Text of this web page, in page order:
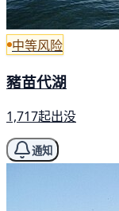
中等风险
豬苗代湖
1,717起出没
通知